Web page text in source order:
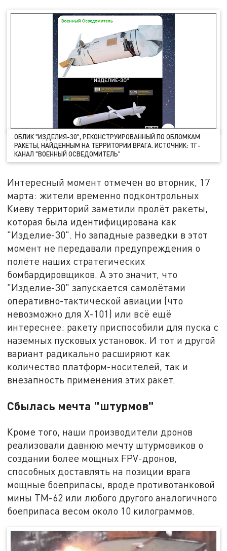
ОБЛИК "ИЗДЕЛИЯ-30", РЕКОНСТРУИРОВАННЫЙ ПО ОБЛОМКАМ
РАКЕТЫ, НАЙДЕННЫМ НА ТЕРРИТОРИИ ВРАГА. ИСТОЧНИК: ТГ-
КАНАЛ "ВОЕННЫЙ ОСВЕДОМИТЕЛЬ"
Интересный момент отмечен во вторник, 17
марта: жители временно подконтрольных
Киеву территорий заметили пролёт ракеты,
которая была идентифицирована как
"Изделие-30". Но западные разведки в этот
момент не передавали предупреждения о
полёте наших стратегических
бомбардировщиков. А это значит, что
"Изделие-30" запускается самолётами
оперативно-тактической авиации (что
невозможно для Х-101) или всё ещё
интереснее: ракету приспособили для пуска с
наземных пусковых установок. И тот и другой
вариант радикально расширяют как
количество платформ-носителей, так и
внезапность применения этих ракет.
Сбылась мечта "штурмов"
Кроме того, наши производители дронов
реализовали давнюю мечту штурмовиков о
создании более мощных FPV-дронов,
способных доставлять на позиции врага
мощные боеприпасы, вроде противотанковой
мины ТМ-62 или любого другого аналогичного
боеприпаса весом около 10 килограммов.